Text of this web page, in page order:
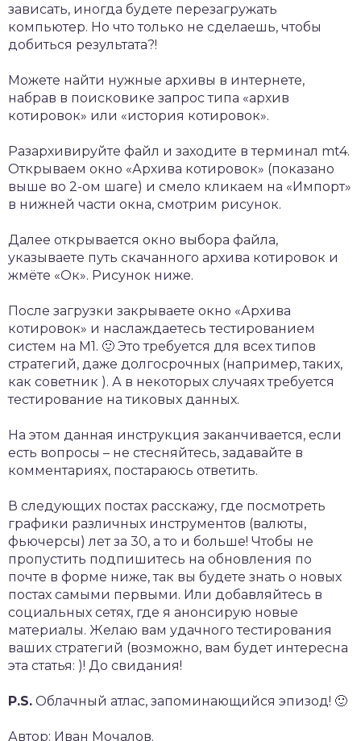
зависать, иногда будете перезагружать
компьютер. Но что только не сделаешь, чтобы
добиться результата?!
Можете найти нужные архивы в интернете,
набрав в поисковике запрос типа «архив
котировок» или «история котировок».
Разархивируйте файл и заходите в терминал mt4.
Открываем окно «Архива котировок» (показано
выше во 2-ом шаге) и смело кликаем на «Импорт»
в нижней части окна, смотрим рисунок.
Далее открывается окно выбора файла,
указываете путь скачанного архива котировок и
жмёте «Ок». Рисунок ниже.
После загрузки закрываете окно «Архива
котировок» и наслаждаетесь тестированием
систем на М1. 🙂 Это требуется для всех типов
стратегий, даже долгосрочных (например, таких,
как советник ). А в некоторых случаях требуется
тестирование на тиковых данных.
На этом данная инструкция заканчивается, если
есть вопросы – не стесняйтесь, задавайте в
комментариях, постараюсь ответить.
В следующих постах расскажу, где посмотреть
графики различных инструментов (валюты,
фьючерсы) лет за 30, а то и больше! Чтобы не
пропустить подпишитесь на обновления по
почте в форме ниже, так вы будете знать о новых
постах самыми первыми. Или добавляйтесь в
социальных сетях, где я анонсирую новые
материалы. Желаю вам удачного тестирования
ваших стратегий (возможно, вам будет интересна
эта статья: )! До свидания!
P.S. Облачный атлас, запоминающийся эпизод! 🙂
Автор: Иван Мочалов.